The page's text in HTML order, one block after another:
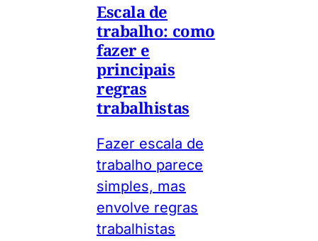
Escala de
trabalho: como
fazer e
principais
regras
trabalhistas
Fazer escala de
trabalho parece
simples, mas
envolve regras
trabalhistas